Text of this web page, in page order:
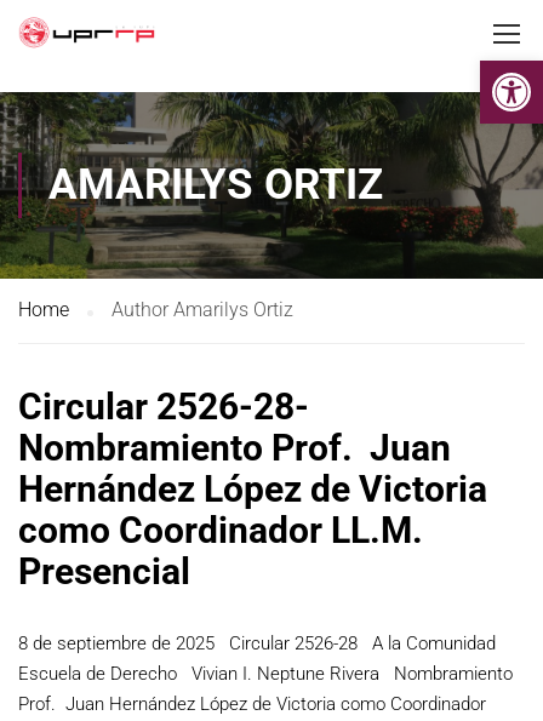
AMARILYS ORTIZ
Home Author Amarilys Ortiz
Circular 2526-28-
Nombramiento Prof. Juan
Hernández López de Victoria
como Coordinador LL.M.
Presencial
8 de septiembre de 2025 Circular 2526-28 A la Comunidad
Escuela de Derecho Vivian I. Neptune Rivera Nombramiento
Prof. Juan Hernández López de Victoria como Coordinador